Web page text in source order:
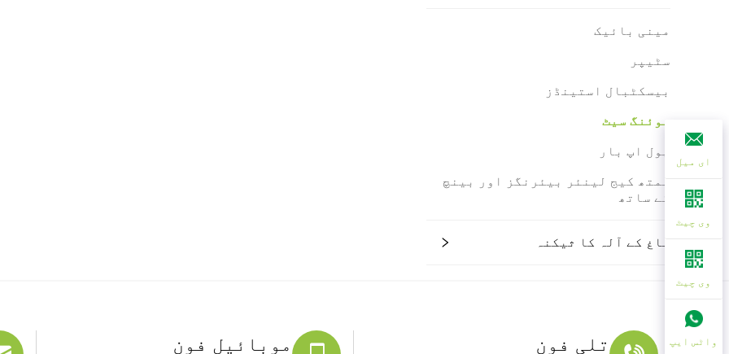
مینی بائیک
سٹیپر
بیسکٹبال استینڈز
سوئنگ سیٹ
پول اپ بار
سمتھ کیج لینئر بیئرنگز اور بینچ
کے ساتھ
باغ کے آلہ کا ثیکنہ
ای میل
وی چیٹ
وی چیٹ
واٹس ایپ تلی فون موبائیل فون